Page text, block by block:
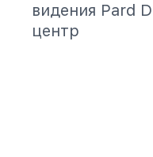
видения Pard
центр